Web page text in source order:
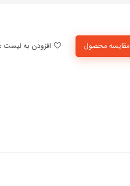
مقایسه محصول